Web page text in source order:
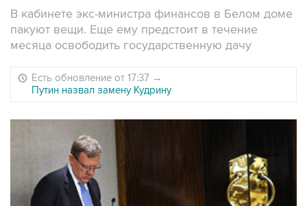
В кабинете экс-министра финансов в Белом доме
пакуют вещи. Еще ему предстоит в течение
месяца освободить государственную дачу
Есть обновление от 17:37 →
Путин назвал замену Кудрину